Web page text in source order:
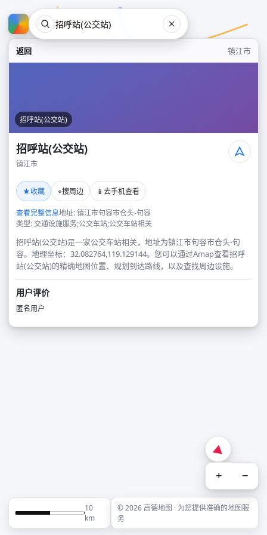
返回 镇江市
招呼站(公交站)
招呼站(公交站)
镇江市
★收藏 ⌖搜周边 📱 去手机查看
查看完整信息地址: 镇江市句容市仓头-句容
类型: 交通设施服务;公交车站;公交车站相关
招呼站(公交站)是一家公交车站相关，地址为镇江市句容市仓头-句
容。地理坐标：32.082764,119.129144。您可以通过Amap查看招呼
站(公交站)的精确地图位置、规划到达路线，以及查找周边设施。
用户评价
匿名用户
+ −
10
km
© 2026 高德地图 · 为您提供准确的地图服
务